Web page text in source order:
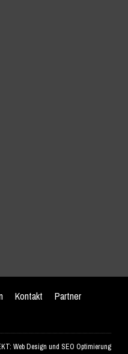
Kontakt
Partner
Web Design und SEO Optimierung